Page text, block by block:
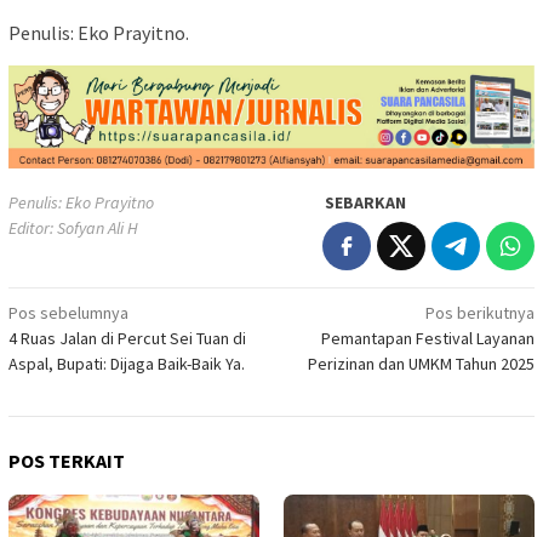
Penulis: Eko Prayitno.
Penulis: Eko Prayitno
Editor: Sofyan Ali H
SEBARKAN
Navigasi
pos
Pos sebelumnya
4 Ruas Jalan di Percut Sei Tuan di
Aspal, Bupati: Dijaga Baik-Baik Ya.
Pos berikutnya
Pemantapan Festival Layanan
Perizinan dan UMKM Tahun 2025
POS TERKAIT